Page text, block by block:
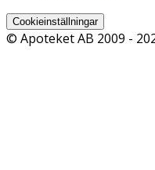
Cookieinställningar
© Apoteket AB 2009 -